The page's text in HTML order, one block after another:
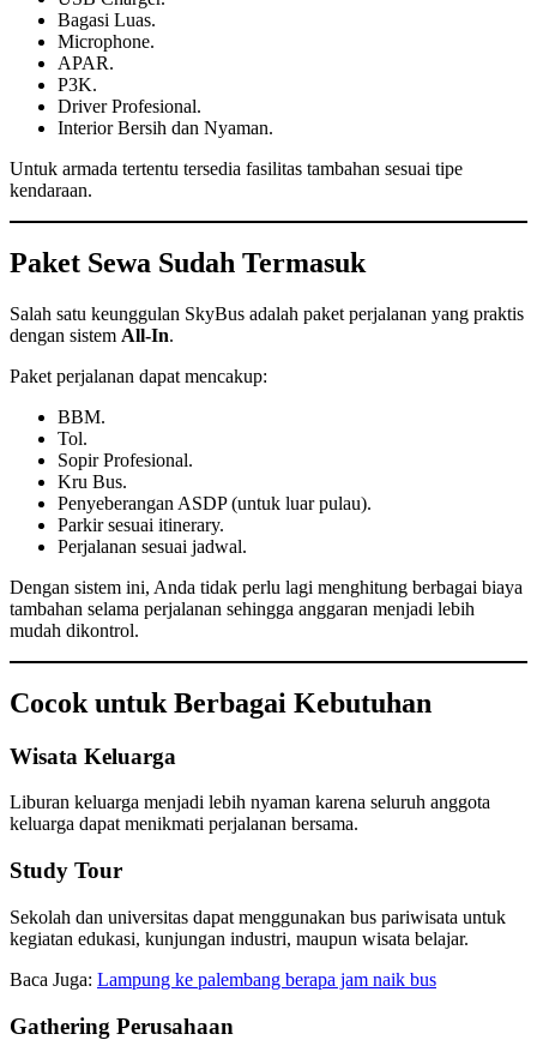
Bagasi Luas.
Microphone.
APAR.
P3K.
Driver Profesional.
Interior Bersih dan Nyaman.
Untuk armada tertentu tersedia fasilitas tambahan sesuai tipe
kendaraan.
Paket Sewa Sudah Termasuk
Salah satu keunggulan SkyBus adalah paket perjalanan yang praktis
dengan sistem All-In.
Paket perjalanan dapat mencakup:
BBM.
Tol.
Sopir Profesional.
Kru Bus.
Penyeberangan ASDP (untuk luar pulau).
Parkir sesuai itinerary.
Perjalanan sesuai jadwal.
Dengan sistem ini, Anda tidak perlu lagi menghitung berbagai biaya
tambahan selama perjalanan sehingga anggaran menjadi lebih
mudah dikontrol.
Cocok untuk Berbagai Kebutuhan
Wisata Keluarga
Liburan keluarga menjadi lebih nyaman karena seluruh anggota
keluarga dapat menikmati perjalanan bersama.
Study Tour
Sekolah dan universitas dapat menggunakan bus pariwisata untuk
kegiatan edukasi, kunjungan industri, maupun wisata belajar.
Baca Juga: Lampung ke palembang berapa jam naik bus
Gathering Perusahaan